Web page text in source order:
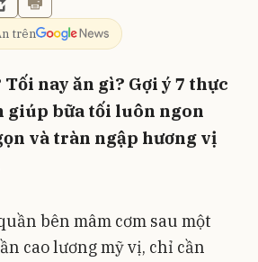
trên
nay ăn gì? Gợi ý 7 thực
giúp bữa tối luôn ngon
và tràn ngập hương vị
bên mâm cơm sau một
cao lương mỹ vị, chỉ cần